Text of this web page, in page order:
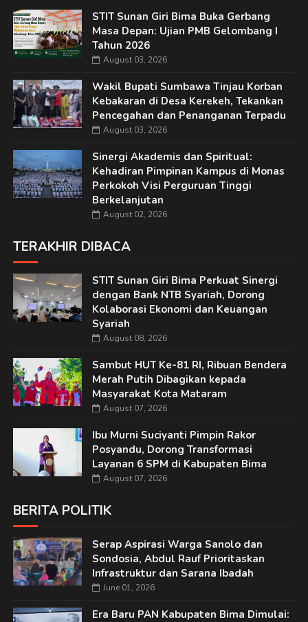
STIT Sunan Giri Bima Buka Gerbang
Masa Depan: Ujian PMB Gelombang I
Tahun 2026
August 03, 2026
Wakil Bupati Sumbawa Tinjau Korban
Kebakaran di Desa Kerekeh, Tekankan
Pencegahan dan Penanganan Terpadu
August 03, 2026
Sinergi Akademis dan Spiritual:
Kehadiran Pimpinan Kampus di Monas
Perkokoh Visi Perguruan Tinggi
Berkelanjutan
August 02, 2026
TERAKHIR DIBACA
STIT Sunan Giri Bima Perkuat Sinergi
dengan Bank NTB Syariah, Dorong
Kolaborasi Ekonomi dan Keuangan
Syariah
August 08, 2026
Sambut HUT Ke-81 RI, Ribuan Bendera
Merah Putih Dibagikan kepada
Masyarakat Kota Mataram
August 07, 2026
Ibu Murni Suciyanti Pimpin Rakor
Posyandu, Dorong Transformasi
Layanan 6 SPM di Kabupaten Bima
August 07, 2026
BERITA POLITIK
Serap Aspirasi Warga Sanolo dan
Sondosia, Abdul Rauf Prioritaskan
Infrastruktur dan Sarana Ibadah
June 01, 2026
Era Baru PAN Kabupaten Bima Dimulai: